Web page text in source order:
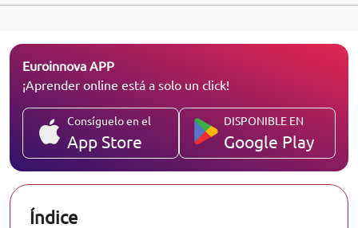
Euroinnova APP
¡Aprender online está a solo un click!
Consíguelo en el
App Store
DISPONIBLE EN
Google Play
Índice